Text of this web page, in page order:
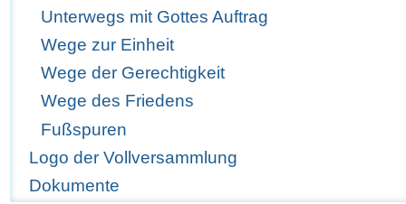
Unterwegs mit Gottes Auftrag
Wege zur Einheit
Wege der Gerechtigkeit
Wege des Friedens
Fußspuren
Logo der Vollversammlung
Dokumente